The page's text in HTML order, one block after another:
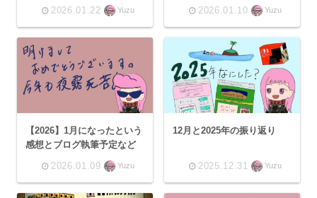
2026.01.22 Yuzu 2026.01.10 Yuzu
【2026】1月になったという
感想とブログ執筆予定など
2026.01.09 Yuzu
12月と2025年の振り返り
2025.12.31 Yuzu